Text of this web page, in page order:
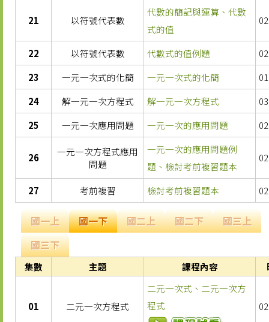
21 以符號代表數
代數的簡記與運算、代數
式的值
22 以符號代表數 代數式的值例題
23
一元一次式的化簡 一元一次式的化簡
24
解一元一次方程式 解一元一次方程式
25
一元一次應用問題 一元一次的應用問題
26
一元一次方程式應用
問題
​一元一次的應用問題例
題、檢討考前複習題本
27 考前複習 檢討考前複習題本
國一上 國一下 國二上 國二下
國三上
國三下
集數 主題 課程內容
01 二元一次方程式
二元一次式、二元一次方
程式